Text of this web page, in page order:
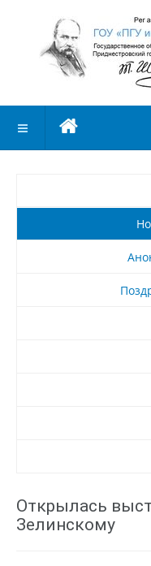
Открылась
Зелинскому